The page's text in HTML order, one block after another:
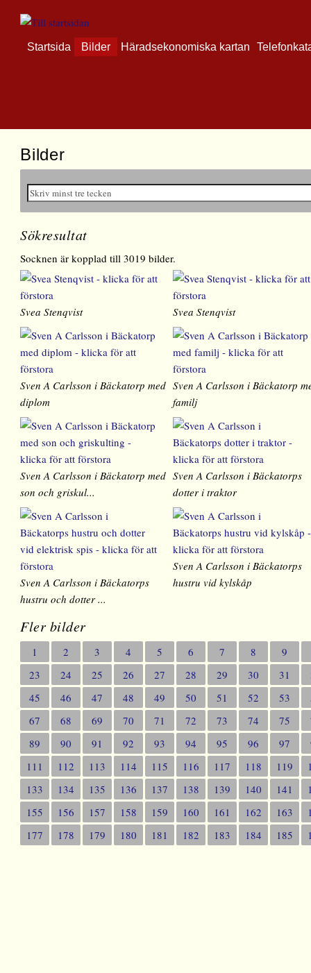
Startsida Bilder Häradsekonomiska kartan
Bilder
Sökresultat
Socknen är kopplad till 3019 bilder.
Svea Stenqvist Svea Stenqvist
Sven A Carlsson i Bäckatorp med
diplom
Sven A Carlsson i Bäckatorp
familj
Sven A Carlsson i Bäckatorp med
son och griskul...
Sven A Carlsson i Bäckatorps
dotter i traktor
Sven A Carlsson i Bäckatorps
hustru och dotter ...
Sven A Carlsson i Bäckatorps
hustru vid kylskåp
Fler bilder
1 2 3 4 5 6 7 8 9
23
24 25 26 27 28 29 30 31
45
46 47 48 49 50 51 52 53
67
68 69 70 71 72 73 74 75
89
90 91 92 93 94 95 96 97
111
112 113 114 115 116 117 118 119
133
134 135 136 137 138 139 140 141
155
156 157 158 159 160 161 162 163
177
178 179 180 181 182 183 184 185